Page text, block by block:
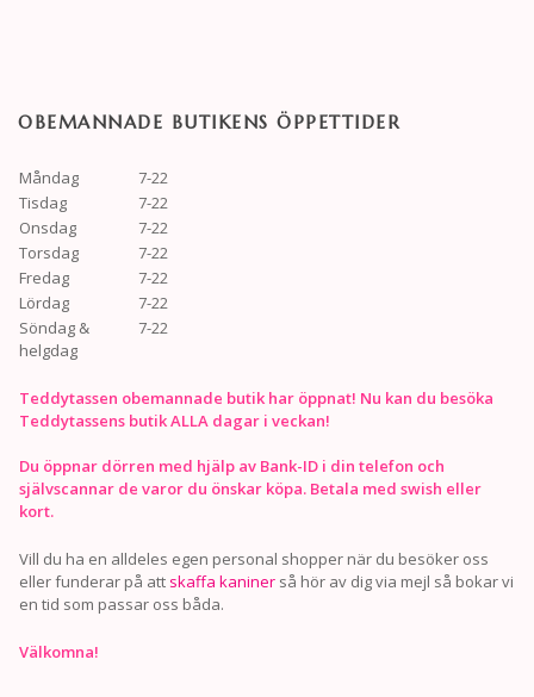
OBEMANNADE BUTIKENS ÖPPETTIDER
Måndag
7-22
Tisdag
7-22
Onsdag
7-22
Torsdag
7-22
Fredag
7-22
Lördag
7-22
Söndag &
helgdag
7-22
Teddytassen obemannade butik har öppnat! Nu kan du besöka
Teddytassens butik ALLA dagar i veckan!
Du öppnar dörren med hjälp av Bank-ID i din telefon och
självscannar de varor du önskar köpa. Betala med swish eller
kort.
Vill du ha en alldeles egen personal shopper när du besöker oss
eller funderar på att skaffa kaniner så hör av dig via mejl så bokar vi
en tid som passar oss båda.
Välkomna!